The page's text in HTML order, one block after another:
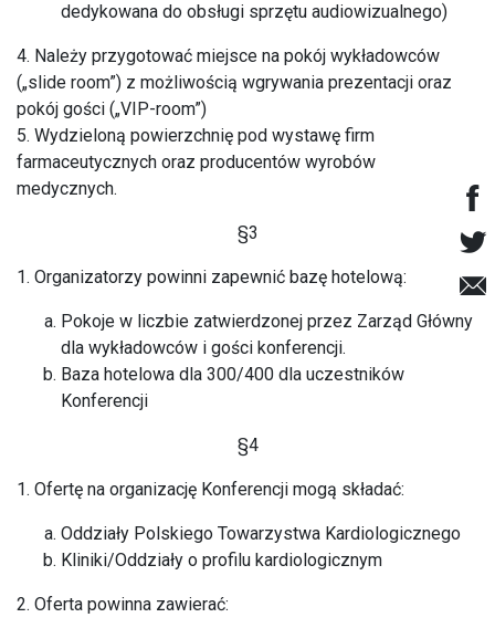
dedykowana do obsługi sprzętu audiowizualnego)
4. Należy przygotować miejsce na pokój wykładowców
(„slide room”) z możliwością wgrywania prezentacji oraz
pokój gości („VIP-room”)
5. Wydzieloną powierzchnię pod wystawę firm
farmaceutycznych oraz producentów wyrobów
medycznych.
§3
1. Organizatorzy powinni zapewnić bazę hotelową:
Pokoje w liczbie zatwierdzonej przez Zarząd Główny
dla wykładowców i gości konferencji.
Baza hotelowa dla 300/400 dla uczestników
Konferencji
§4
1. Ofertę na organizację Konferencji mogą składać:
Oddziały Polskiego Towarzystwa Kardiologicznego
Kliniki/Oddziały o profilu kardiologicznym
2. Oferta powinna zawierać: